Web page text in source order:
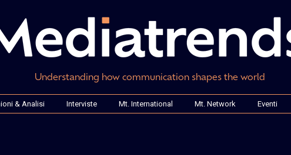
Understanding how communication shapes the world
& Analisi Interviste Mt. International Mt. Network Eventi